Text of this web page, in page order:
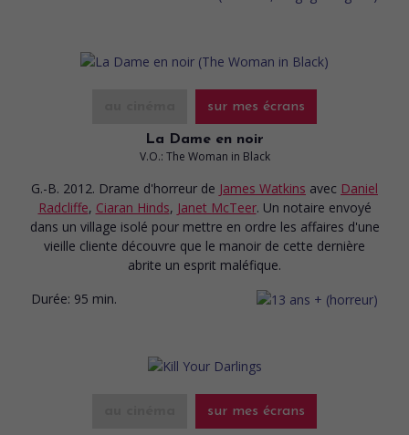
sur mes écrans
La Dame en noir
V.O.: The Woman in Black
G.-B. 2012. Drame d'horreur de James Watkins avec Daniel
Radcliffe, Ciaran Hinds, Janet McTeer. Un notaire envoyé
dans un village isolé pour mettre en ordre les affaires d'une
vieille cliente découvre que le manoir de cette dernière
abrite un esprit maléfique.
Durée: 95 min.
sur mes écrans